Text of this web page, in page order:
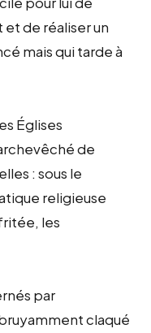
de réaliser un
mais qui tarde à
Églises
de
: sous le
religieuse
les
par
claqué